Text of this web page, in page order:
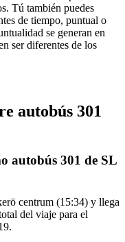
Tú también puedes
de tiempo, puntual o
se generan en
ser diferentes de los
autobús 301
autobús 301 de SL
centrum (15:34) y llega
del viaje para el